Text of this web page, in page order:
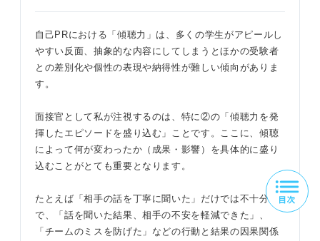
自己PRにおける「傾聴力」は、多くの学生がアピールし
やすい反面、抽象的な内容にしてしまうとほかの受験者
との差別化や個性の表現や納得性が難しい傾向がありま
す。
面接官として私が注視するのは、特に②の「傾聴力を発
揮したエピソードを盛り込む」ことです。ここに、傾聴
によって何が変わったか（成果・影響）を具体的に盛り
込むことがとても重要となります。
たとえば「相手の話を丁寧に聞いた」だけでは不十分
で、「話を聞いた結果、相手の不安を軽減できた」、
「チームのミスを防げた」などの行動と結果の因果関係